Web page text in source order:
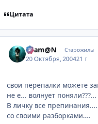
Цитата
Sham@N Старожилы
20 Октября, 200421 г
свои перепалки можете
не е... волнует поняли???...
В личку все
со своими разборками....